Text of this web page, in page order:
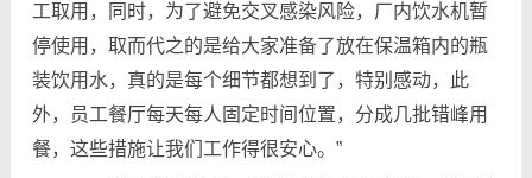
工取用，同时，为了避免交叉感染风险，厂内饮水机暂
停使用，取而代之的是给大家准备了放在保温箱内的瓶
装饮用水，真的是每个细节都想到了，特别感动，此
外，员工餐厅每天每人固定时间位置，分成几批错峰用
餐，这些措施让我们工作得很安心。”